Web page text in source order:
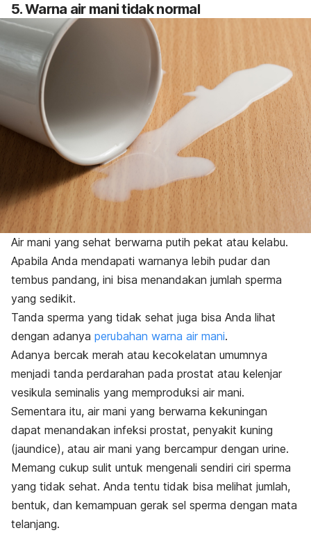
5. Warna air mani tidak normal
Air mani yang sehat berwarna putih pekat atau kelabu.
Apabila Anda mendapati warnanya lebih pudar dan
tembus pandang, ini bisa menandakan jumlah sperma
yang sedikit.
Tanda sperma yang tidak sehat juga bisa Anda lihat
dengan adanya perubahan warna air mani.
Adanya bercak merah atau kecokelatan umumnya
menjadi tanda perdarahan pada prostat atau kelenjar
vesikula seminalis yang memproduksi air mani.
Sementara itu, air mani yang berwarna kekuningan
dapat menandakan infeksi prostat, penyakit kuning
(jaundice), atau air mani yang bercampur dengan urine.
Memang cukup sulit untuk mengenali sendiri ciri sperma
yang tidak sehat. Anda tentu tidak bisa melihat jumlah,
bentuk, dan kemampuan gerak sel sperma dengan mata
telanjang.